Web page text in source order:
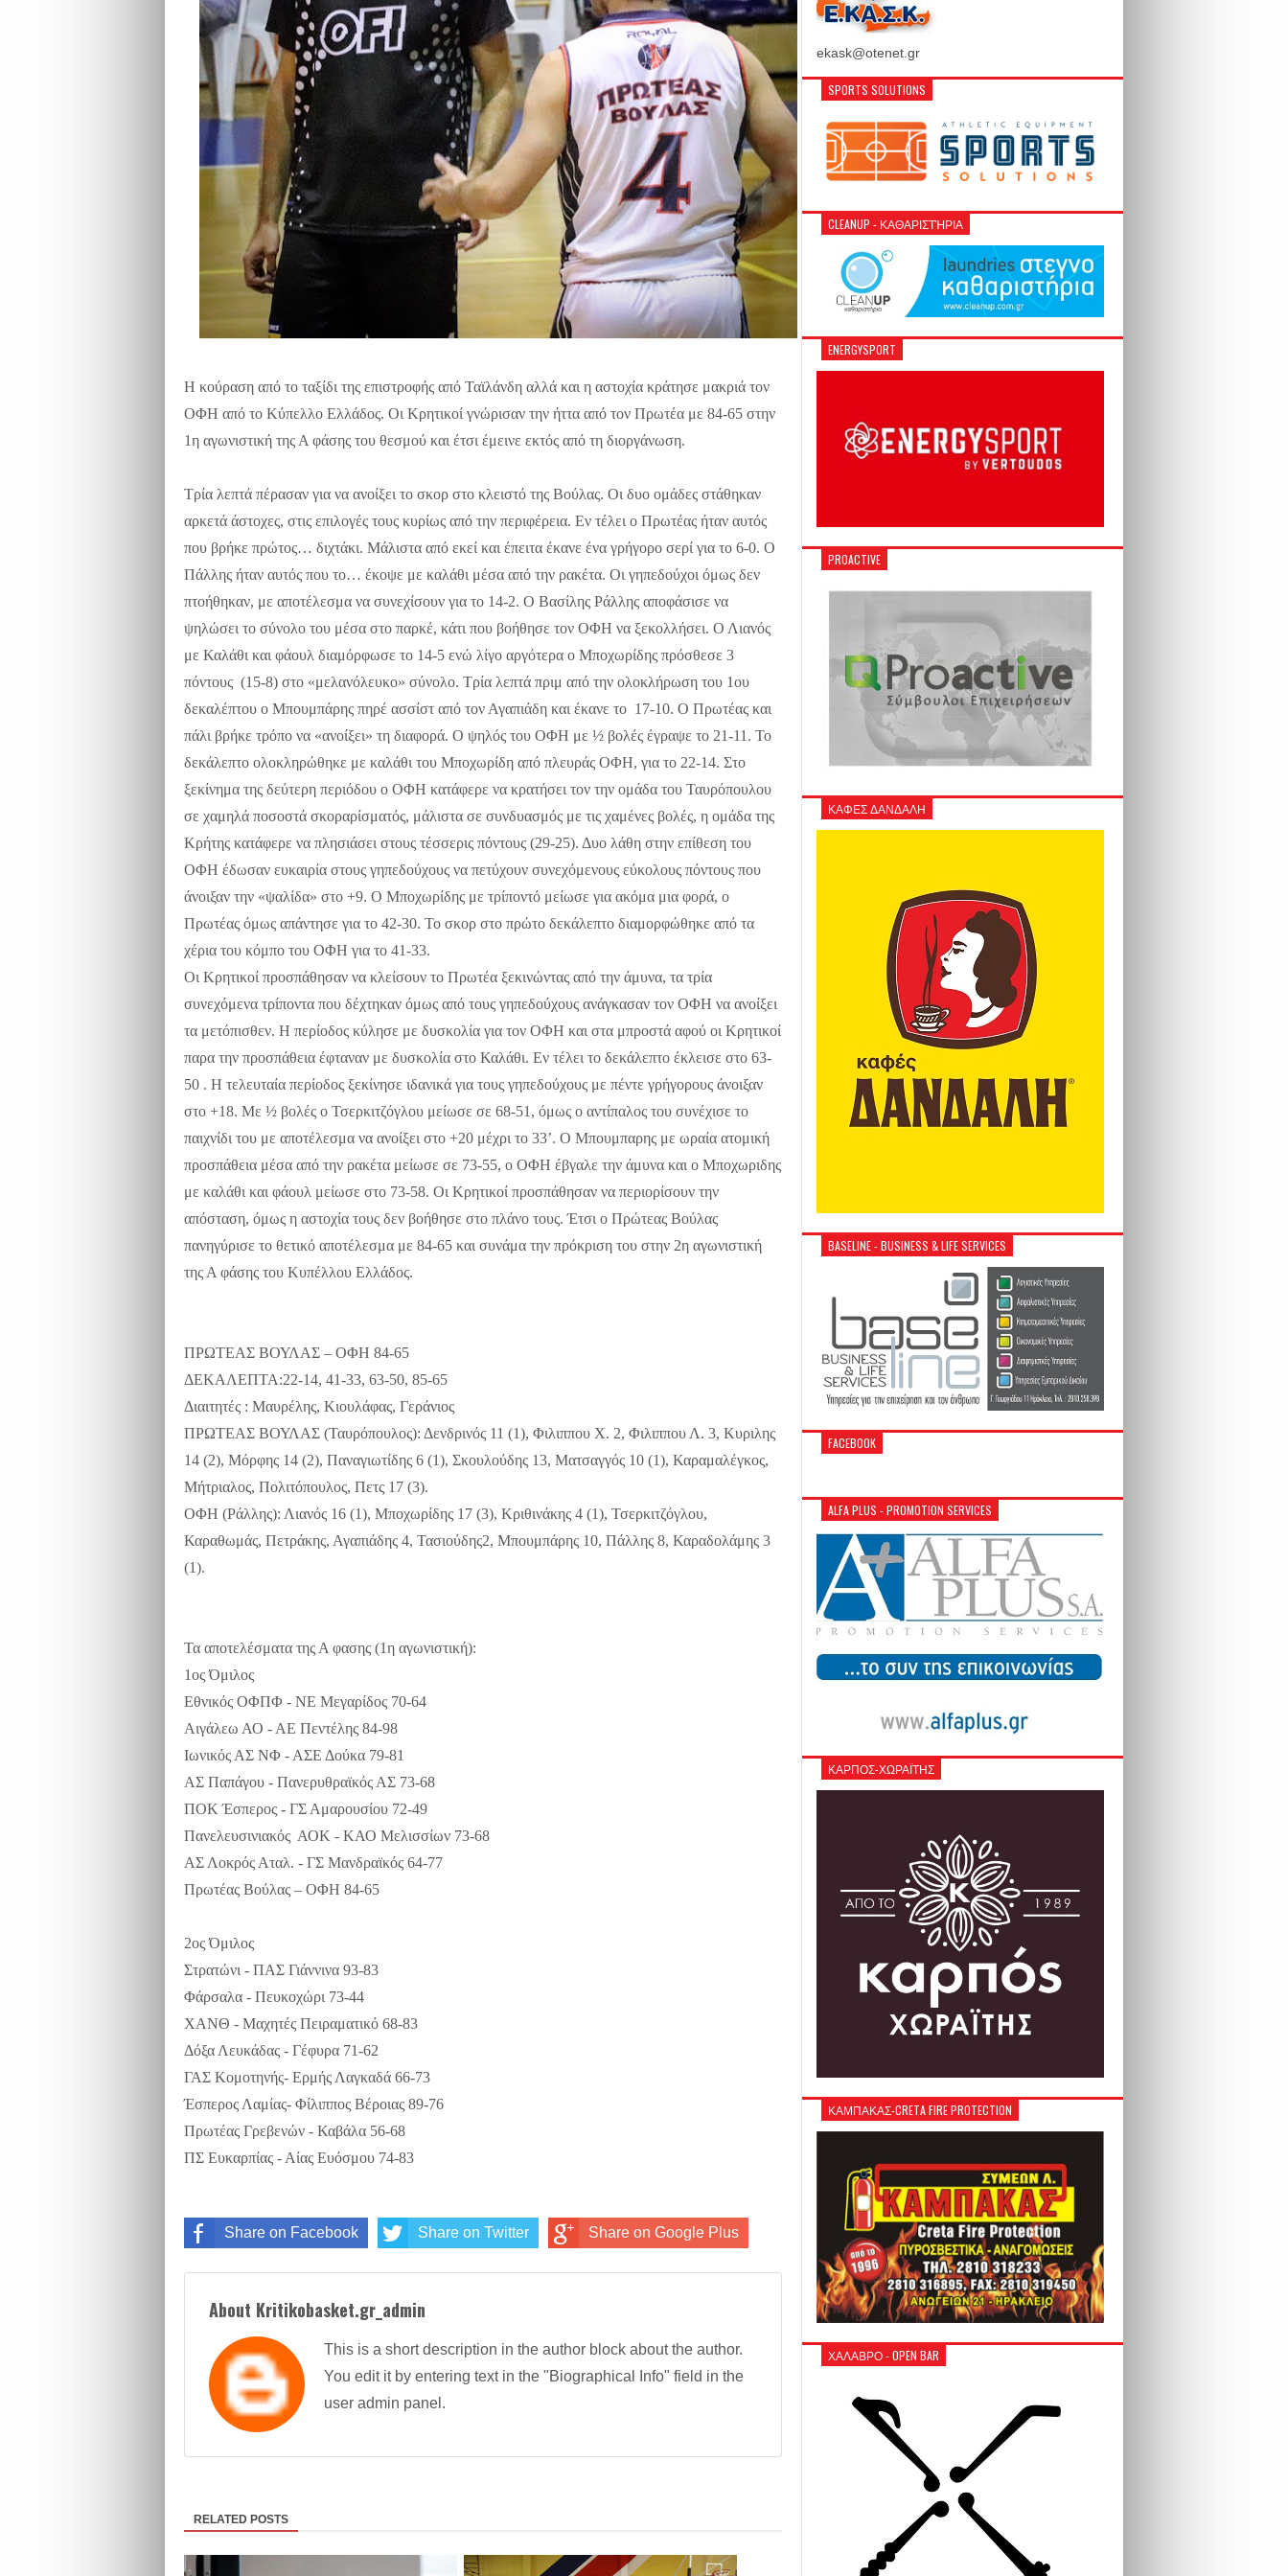
Η κούραση από το ταξίδι της επιστροφής από Ταϊλάνδη αλλά και η αστοχία κράτησε μακριά τον
ΟΦΗ από το Κύπελλο Ελλάδος. Οι Κρητικοί γνώρισαν την ήττα από τον Πρωτέα με 84-65 στην
1η αγωνιστική της Α φάσης του θεσμού και έτσι έμεινε εκτός από τη διοργάνωση.
Τρία λεπτά πέρασαν για να ανοίξει το σκορ στο κλειστό της Βούλας. Οι δυο ομάδες στάθηκαν
αρκετά άστοχες, στις επιλογές τους κυρίως από την περιφέρεια. Εν τέλει ο Πρωτέας ήταν αυτός
που βρήκε πρώτος… διχτάκι. Μάλιστα από εκεί και έπειτα έκανε ένα γρήγορο σερί για το 6-0. Ο
Πάλλης ήταν αυτός που το… έκοψε με καλάθι μέσα από την ρακέτα. Οι γηπεδούχοι όμως δεν
πτοήθηκαν, με αποτέλεσμα να συνεχίσουν για το 14-2. Ο Βασίλης Ράλλης αποφάσισε να
ψηλώσει το σύνολο του μέσα στο παρκέ, κάτι που βοήθησε τον ΟΦΗ να ξεκολλήσει. Ο Λιανός
με Καλάθι και φάουλ διαμόρφωσε το 14-5 ενώ λίγο αργότερα ο Μποχωρίδης πρόσθεσε 3
πόντους (15-8) στο «μελανόλευκο» σύνολο. Τρία λεπτά πριμ από την ολοκλήρωση του 1ου
δεκαλέπτου ο Μπουμπάρης πηρέ ασσίστ από τον Αγαπιάδη και έκανε το 17-10. Ο Πρωτέας και
πάλι βρήκε τρόπο να «ανοίξει» τη διαφορά. Ο ψηλός του ΟΦΗ με ½ βολές έγραψε το 21-11. Το
δεκάλεπτο ολοκληρώθηκε με καλάθι του Μποχωρίδη από πλευράς ΟΦΗ, για το 22-14. Στο
ξεκίνημα της δεύτερη περιόδου ο ΟΦΗ κατάφερε να κρατήσει τον την ομάδα του Ταυρόπουλου
σε χαμηλά ποσοστά σκοραρίσματός, μάλιστα σε συνδυασμός με τις χαμένες βολές, η ομάδα της
Κρήτης κατάφερε να πλησιάσει στους τέσσερις πόντους (29-25). Δυο λάθη στην επίθεση του
ΟΦΗ έδωσαν ευκαιρία στους γηπεδούχους να πετύχουν συνεχόμενους εύκολους πόντους που
άνοιξαν την «ψαλίδα» στο +9. Ο Μποχωρίδης με τρίποντό μείωσε για ακόμα μια φορά, ο
Πρωτέας όμως απάντησε για το 42-30. Το σκορ στο πρώτο δεκάλεπτο διαμορφώθηκε από τα
χέρια του κόμπο του ΟΦΗ για το 41-33.
Οι Κρητικοί προσπάθησαν να κλείσουν το Πρωτέα ξεκινώντας από την άμυνα, τα τρία
συνεχόμενα τρίποντα που δέχτηκαν όμως από τους γηπεδούχους ανάγκασαν τον ΟΦΗ να ανοίξει
τα μετόπισθεν. Η περίοδος κύλησε με δυσκολία για τον ΟΦΗ και στα μπροστά αφού οι Κρητικοί
παρα την προσπάθεια έφταναν με δυσκολία στο Καλάθι. Εν τέλει το δεκάλεπτο έκλεισε στο 63-
50 . Η τελευταία περίοδος ξεκίνησε ιδανικά για τους γηπεδούχους με πέντε γρήγορους άνοιξαν
στο +18. Με ½ βολές ο Τσερκιτζόγλου μείωσε σε 68-51, όμως ο αντίπαλος του συνέχισε το
παιχνίδι του με αποτέλεσμα να ανοίξει στο +20 μέχρι το 33’. Ο Μπουμπαρης με ωραία ατομική
προσπάθεια μέσα από την ρακέτα μείωσε σε 73-55, ο ΟΦΗ έβγαλε την άμυνα και ο Μποχωριδης
με καλάθι και φάουλ μείωσε στο 73-58. Οι Κρητικοί προσπάθησαν να περιορίσουν την
απόσταση, όμως η αστοχία τους δεν βοήθησε στο πλάνο τους. Έτσι ο Πρώτεας Βούλας
πανηγύρισε το θετικό αποτέλεσμα με 84-65 και συνάμα την πρόκριση του στην 2η αγωνιστική
της Α φάσης του Κυπέλλου Ελλάδος.
ΠΡΩΤΕΑΣ ΒΟΥΛΑΣ – ΟΦΗ 84-65
ΔΕΚΑΛΕΠΤΑ:22-14, 41-33, 63-50, 85-65
Διαιτητές : Μαυρέλης, Κιουλάφας, Γεράνιος
ΠΡΩΤΕΑΣ ΒΟΥΛΑΣ (Ταυρόπουλος): Δενδρινός 11 (1), Φιλιππου Χ. 2, Φιλιππου Λ. 3, Κυριλης
14 (2), Μόρφης 14 (2), Παναγιωτίδης 6 (1), Σκουλούδης 13, Ματσαγγός 10 (1), Καραμαλέγκος,
Μήτριαλος, Πολιτόπουλος, Πετς 17 (3).
ΟΦΗ (Ράλλης): Λιανός 16 (1), Μποχωρίδης 17 (3), Κριθινάκης 4 (1), Τσερκιτζόγλου,
Καραθωμάς, Πετράκης, Αγαπιάδης 4, Τασιούδης2, Μπουμπάρης 10, Πάλλης 8, Καραδολάμης 3
(1).
Τα αποτελέσματα της Α φασης (1η αγωνιστική):
1ος Όμιλος
Εθνικός ΟΦΠΦ - ΝΕ Μεγαρίδος 70-64
Αιγάλεω ΑΟ - ΑΕ Πεντέλης 84-98
Ιωνικός ΑΣ ΝΦ - ΑΣΕ Δούκα 79-81
ΑΣ Παπάγου - Πανερυθραϊκός ΑΣ 73-68
ΠΟΚ Έσπερος - ΓΣ Αμαρουσίου 72-49
Πανελευσινιακός ΑΟΚ - ΚΑΟ Μελισσίων 73-68
ΑΣ Λοκρός Αταλ. - ΓΣ Μανδραϊκός 64-77
Πρωτέας Βούλας – ΟΦΗ 84-65
2ος Όμιλος
Στρατώνι - ΠΑΣ Γιάννινα 93-83
Φάρσαλα - Πευκοχώρι 73-44
ΧΑΝΘ - Μαχητές Πειραματικό 68-83
Δόξα Λευκάδας - Γέφυρα 71-62
ΓΑΣ Κομοτηνής- Ερμής Λαγκαδά 66-73
Έσπερος Λαμίας- Φίλιππος Βέροιας 89-76
Πρωτέας Γρεβενών - Καβάλα 56-68
ΠΣ Ευκαρπίας - Αίας Ευόσμου 74-83
Share on Facebook Share on Twitter Share on Google Plus
About Kritikobasket.gr_admin
This is a short description in the author block about the author.
You edit it by entering text in the "Biographical Info" field in the
user admin panel.
RELATED POSTS
ekask@otenet.gr
SPORTS SOLUTIONS
CLEANUP - ΚΑΘΑΡΙΣΤΉΡΙΑ
ENERGYSPORT
PROACTIVE
ΚΑΦΕΣ ΔΑΝΔΑΛΗ
BASELINE - BUSINESS & LIFE SERVICES
FACEBOOK
ALFA PLUS - PROMOTION SERVICES
ΚΑΡΠΟΣ-ΧΩΡΑΪΤΗΣ
ΚΑΜΠΑΚΑΣ-CRETA FIRE PROTECTION
ΧΑΛΑΒΡΟ - OPEN BAR